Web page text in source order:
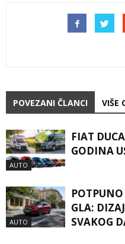
POVEZANI ČLANCI VIŠE
AUTO
FIAT
GODINA
AUTO
GLA:
SVAKOG